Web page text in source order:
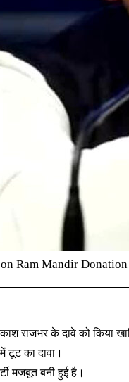
Ram Mandir
राजभर के दावे को किया
टूट का दावा।
मजबूत बनी हुई है।